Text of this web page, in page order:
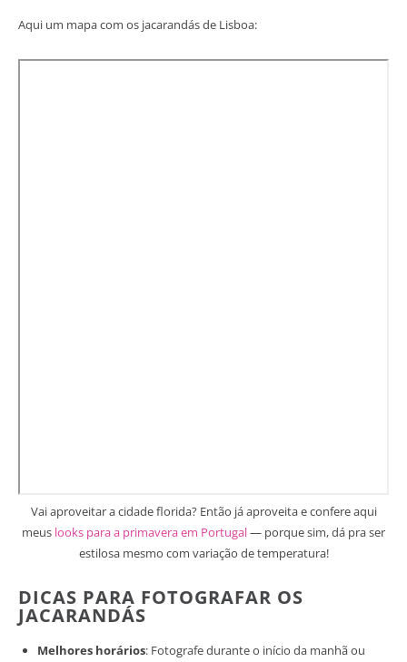
Aqui um mapa com os jacarandás de Lisboa:
Vai aproveitar a cidade florida? Então já aproveita e confere aqui
meus looks para a primavera em Portugal— porque sim, dá pra ser
estilosa mesmo com variação de temperatura!
DICAS PARA FOTOGRAFAR OS
JACARANDÁS
Melhores horários: Fotografe durante o início da manhã ou